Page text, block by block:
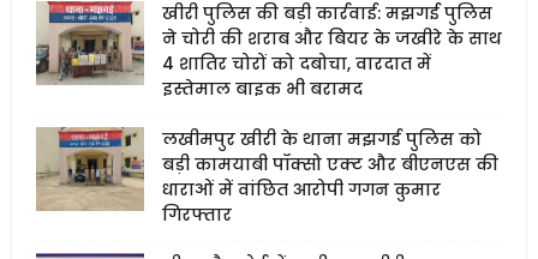
खीरी पुलिस की बड़ी कार्रवाई: मझगई पुलिस
ने चोरी की शराब और बियर के जखीरे के साथ
4 शातिर चोरों को दबोचा, वारदात में
इस्तेमाल बाइक भी बरामद
लखीमपुर खीरी के थाना मझगई पुलिस को
बड़ी कामयाबी पॉक्सो एक्ट और बीएनएस की
धाराओं में वांछित आरोपी गगन कुमार
गिरफ्तार